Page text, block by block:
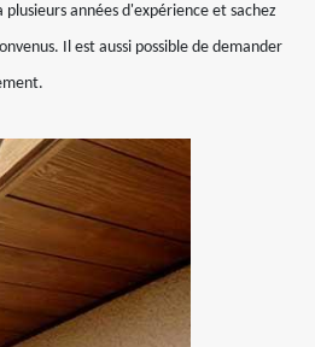
années d'expérience et sachez
Il est aussi possible de demander